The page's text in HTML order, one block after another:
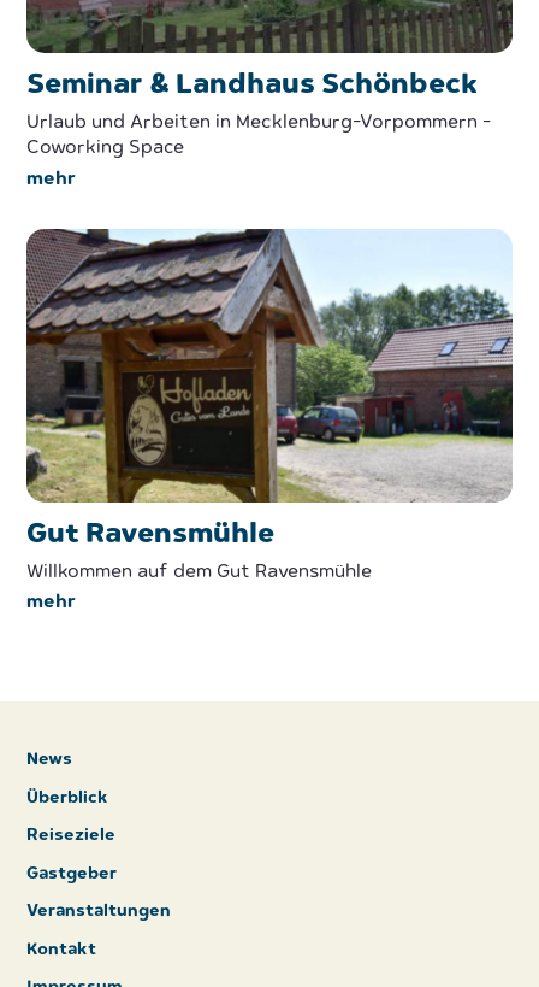
Seminar & Landhaus Schönbeck
Urlaub und Arbeiten in Mecklenburg-Vorpommern -
Coworking Space
mehr
Gut Ravensmühle
Willkommen auf dem Gut Ravensmühle
mehr
News
Überblick
Reiseziele
Gastgeber
Veranstaltungen
Kontakt